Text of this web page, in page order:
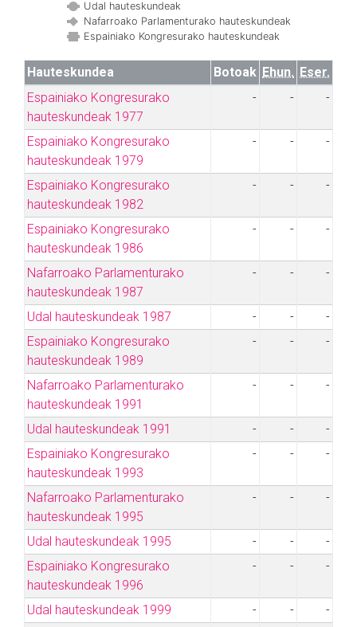
Udal hauteskundeak
Nafarroako Parlamenturako hauteskundeak
Espainiako Kongresurako hauteskundeak
Hauteskundea Botoak Ehun. Eser.
Espainiako Kongresurako
hauteskundeak 1977
- - -
Espainiako Kongresurako
hauteskundeak 1979
- - -
Espainiako Kongresurako
hauteskundeak 1982
- - -
Espainiako Kongresurako
hauteskundeak 1986
- - -
Nafarroako Parlamenturako
hauteskundeak 1987
- - -
Udal hauteskundeak 1987 - -
-
Espainiako Kongresurako
hauteskundeak 1989
- - -
Nafarroako Parlamenturako
hauteskundeak 1991
- - -
Udal hauteskundeak 1991 - -
-
Espainiako Kongresurako
hauteskundeak 1993
- - -
Nafarroako Parlamenturako
hauteskundeak 1995
- - -
Udal hauteskundeak 1995 - -
-
Espainiako Kongresurako
hauteskundeak 1996
- - -
Udal hauteskundeak 1999 - -
-